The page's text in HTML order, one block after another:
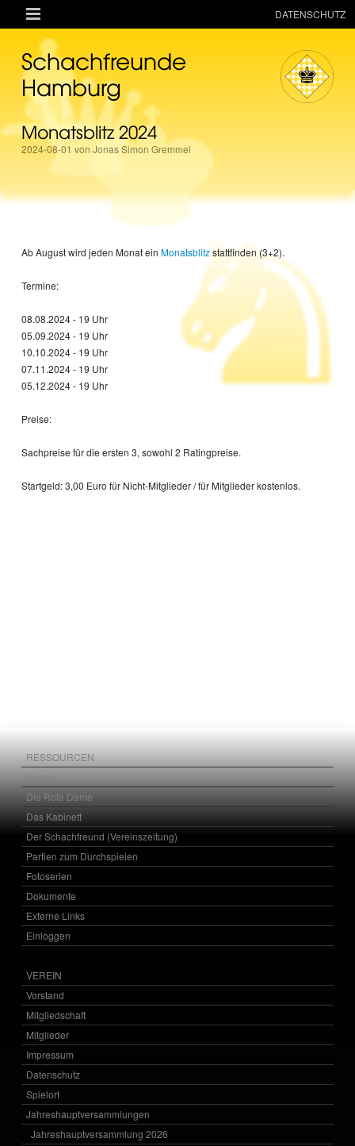

AKTUELLES
RESSOURCEN
VEREIN
MANNSCHAFTEN
TURNIERE
Schachfreunde
Hamburg
Monatsblitz 2024
2024-08-01 von Jonas Simon Gremmel
Ab August wird jeden Monat einMonatsblitzstattfinden (3+2).
Termine:
08.08.2024 - 19 Uhr
05.09.2024 - 19 Uhr
10.10.2024 - 19 Uhr
07.11.2024 - 19 Uhr
05.12.2024 - 19 Uhr
Preise:
Sachpreise für die ersten 3, sowohl 2 Ratingpreise.
Startgeld: 3,00 Euro für Nicht-Mitglieder / für Mitglieder kostenlos.
DATENSCHUTZ
RESSOURCEN
Die Rote Dame
Das Kabinett
Der Schachfreund (Vereinszeitung)
Partien zum Durchspielen
Fotoserien
Dokumente
Externe Links
Einloggen
VEREIN
Vorstand
Mitgliedschaft
Mitglieder
Impressum
Datenschutz
Spielort
Jahreshauptversammlungen
Jahreshauptversammlung 2026